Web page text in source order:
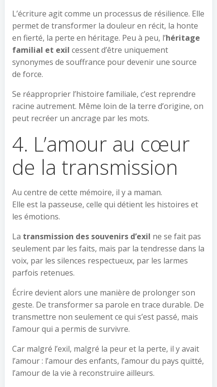
L’écriture agit comme un processus de résilience. Elle
permet de transformer la douleur en récit, la honte
en fierté, la perte en héritage. Peu à peu, l’héritage
familial et exil cessent d’être uniquement
synonymes de souffrance pour devenir une source
de force.
Se réapproprier l’histoire familiale, c’est reprendre
racine autrement. Même loin de la terre d’origine, on
peut recréer un ancrage par les mots.
4. L’amour au cœur
de la transmission
Au centre de cette mémoire, il y a maman.
Elle est la passeuse, celle qui détient les histoires et
les émotions.
La transmission des souvenirs d’exil ne se fait pas
seulement par les faits, mais par la tendresse dans la
voix, par les silences respectueux, par les larmes
parfois retenues.
Écrire devient alors une manière de prolonger son
geste. De transformer sa parole en trace durable. De
transmettre non seulement ce qui s’est passé, mais
l’amour qui a permis de survivre.
Car malgré l’exil, malgré la peur et la perte, il y avait
l’amour : l’amour des enfants, l’amour du pays quitté,
l’amour de la vie à reconstruire ailleurs.